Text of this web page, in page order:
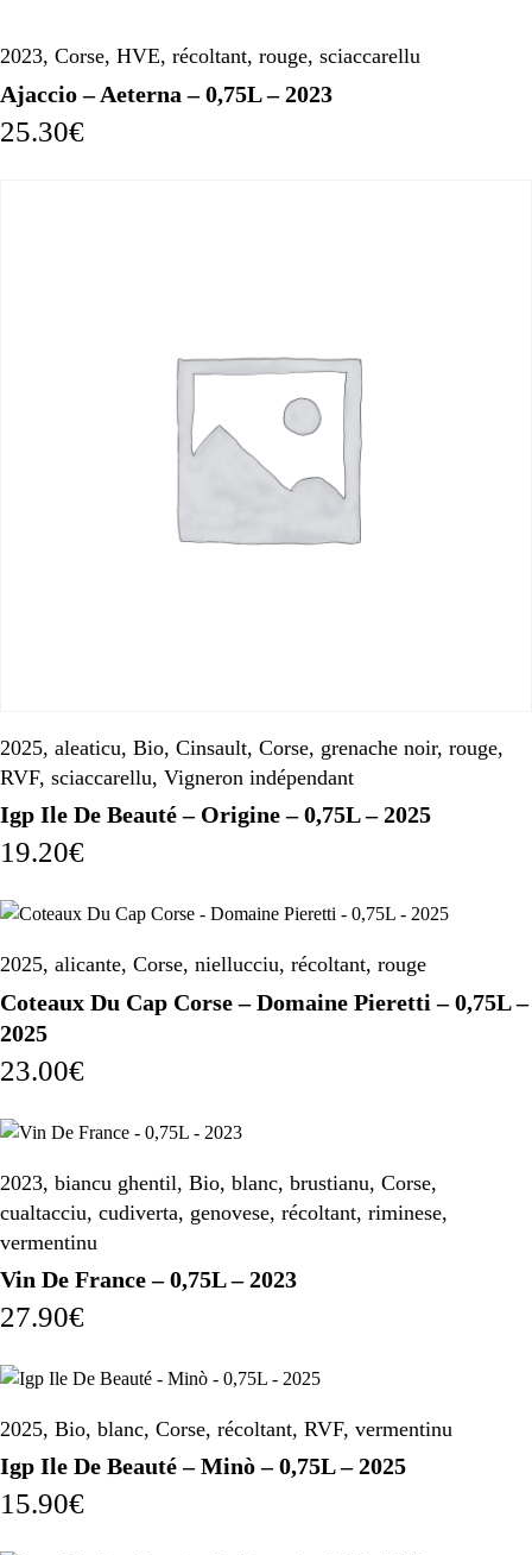
2023, Corse, HVE, récoltant, rouge, sciaccarellu
Ajaccio – Aeterna – 0,75L – 2023
25.30€
2025, aleaticu, Bio, Cinsault, Corse, grenache noir, rouge,
RVF, sciaccarellu, Vigneron indépendant
Igp Ile De Beauté – Origine – 0,75L – 2025
19.20€
2025, alicante, Corse, niellucciu, récoltant, rouge
Coteaux Du Cap Corse – Domaine Pieretti – 0,75L –
2025
23.00€
2023, biancu ghentil, Bio, blanc, brustianu, Corse,
cualtacciu, cudiverta, genovese, récoltant, riminese,
vermentinu
Vin De France – 0,75L – 2023
27.90€
2025, Bio, blanc, Corse, récoltant, RVF, vermentinu
Igp Ile De Beauté – Minò – 0,75L – 2025
15.90€